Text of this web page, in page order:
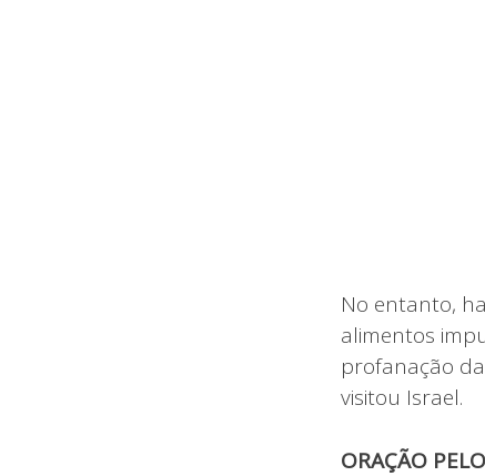
No entanto,
alimentos
profanação
visitou Israel.
ORAÇÃO